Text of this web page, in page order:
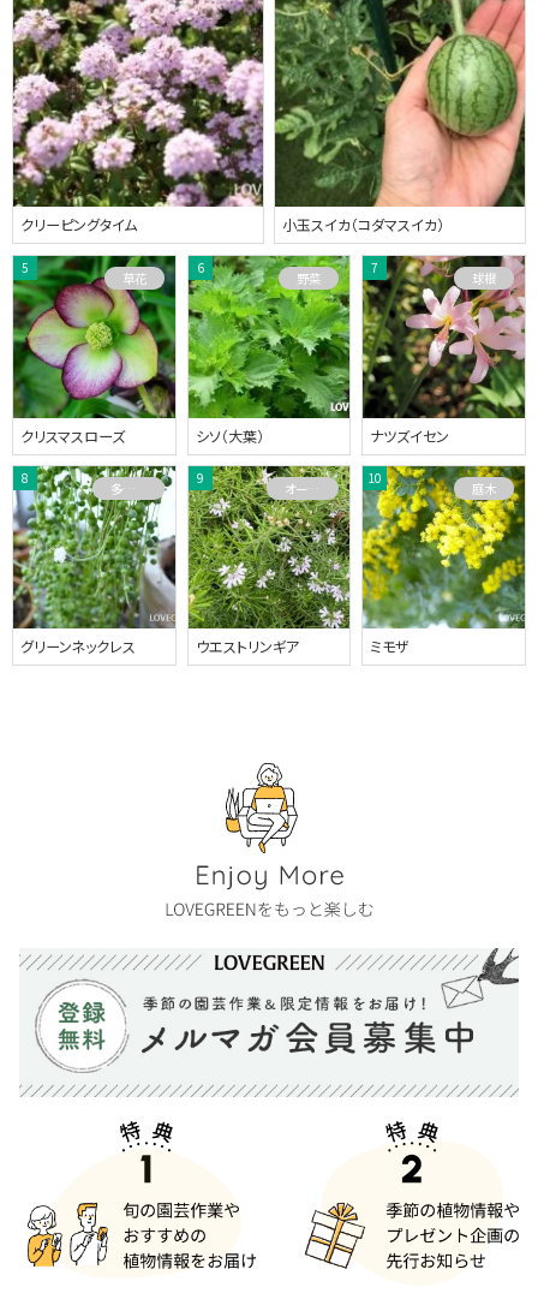
クリーピングタイム 小玉スイカ（コダマスイカ）
クリスマスローズ
草花
シソ（大葉）
野菜
ナツズイセン
球根
グリーンネックレス
多肉植物
ウエストリンギア
オーストラリアプランツ
ミモザ
庭木